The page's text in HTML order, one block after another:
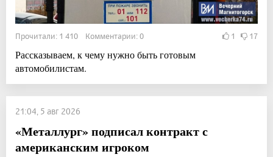
Прочитали: 1 410 Комментарии: 0 1 17
Рассказываем, к чему нужно быть готовым
автомобилистам.
21:04, 5 авг 2026
«Металлург» подписал контракт с
американским игроком